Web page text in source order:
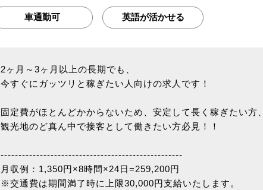
車通勤可 英語が活かせる
2ヶ月～3ヶ月以上の長期でも、
今すぐにガッツリと稼ぎたい人向けの求人です！
固定費がほとんどかからないため、安定して長く稼ぎたい方、
観光地のど真ん中で接客として働きたい方必見！！
---------------------------------------------------
月収例：1,350円×8時間×24日=259,200円
※交通費は期間満了時に上限30,000円支給いたします。